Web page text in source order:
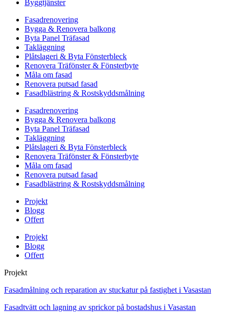
Byggtjänster
Fasadrenovering
Bygga & Renovera balkong
Byta Panel Träfasad
Takläggning
Plåtslageri & Byta Fönsterbleck
Renovera Träfönster & Fönsterbyte
Måla om fasad
Renovera putsad fasad
Fasadblästring & Rostskyddsmålning
Fasadrenovering
Bygga & Renovera balkong
Byta Panel Träfasad
Takläggning
Plåtslageri & Byta Fönsterbleck
Renovera Träfönster & Fönsterbyte
Måla om fasad
Renovera putsad fasad
Fasadblästring & Rostskyddsmålning
Projekt
Blogg
Offert
Projekt
Blogg
Offert
Projekt
Fasadmålning och reparation av stuckatur på fastighet i Vasastan
Fasadtvätt och lagning av sprickor på bostadshus i Vasastan